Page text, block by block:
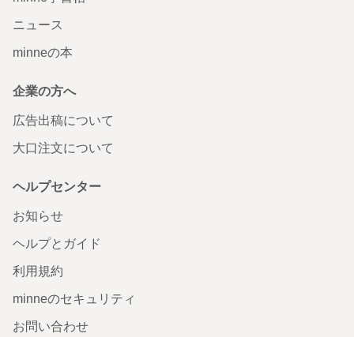
ニュース
minneの本
企業の方へ
広告出稿について
大口注文について
ヘルプセンター
お知らせ
ヘルプとガイド
利用規約
minneのセキュリティ
お問い合わせ